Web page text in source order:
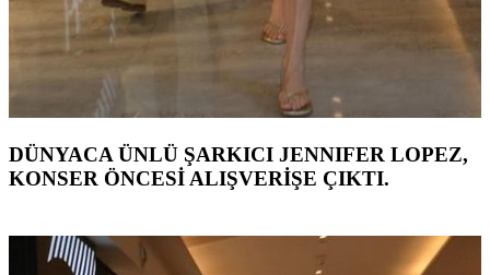
DÜNYACA ÜNLÜ ŞARKICI JENNIFER LOPEZ,
KONSER ÖNCESİ ALIŞVERİŞE ÇIKTI.